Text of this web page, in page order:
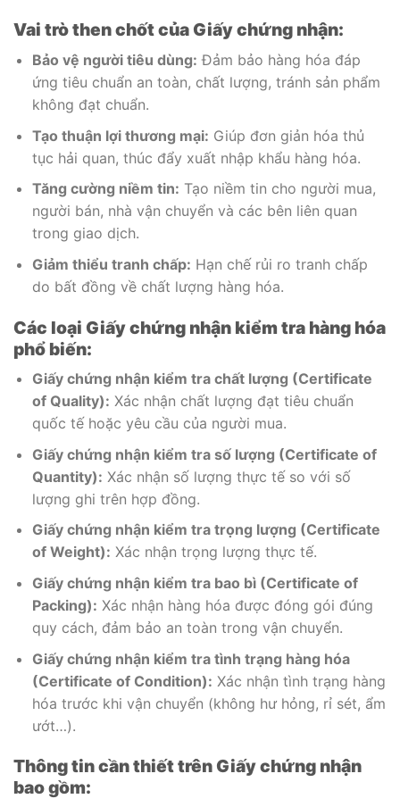
Vai trò then chốt của Giấy chứng nhận:
Bảo vệ người tiêu dùng: Đảm bảo hàng hóa đáp
ứng tiêu chuẩn an toàn, chất lượng, tránh sản phẩm
không đạt chuẩn.
Tạo thuận lợi thương mại: Giúp đơn giản hóa thủ
tục hải quan, thúc đẩy xuất nhập khẩu hàng hóa.
Tăng cường niềm tin: Tạo niềm tin cho người mua,
người bán, nhà vận chuyển và các bên liên quan
trong giao dịch.
Giảm thiểu tranh chấp: Hạn chế rủi ro tranh chấp
do bất đồng về chất lượng hàng hóa.
Các loại Giấy chứng nhận kiểm tra hàng hóa
phổ biến:
Giấy chứng nhận kiểm tra chất lượng (Certificate
of Quality): Xác nhận chất lượng đạt tiêu chuẩn
quốc tế hoặc yêu cầu của người mua.
Giấy chứng nhận kiểm tra số lượng (Certificate of
Quantity): Xác nhận số lượng thực tế so với số
lượng ghi trên hợp đồng.
Giấy chứng nhận kiểm tra trọng lượng (Certificate
of Weight): Xác nhận trọng lượng thực tế.
Giấy chứng nhận kiểm tra bao bì (Certificate of
Packing): Xác nhận hàng hóa được đóng gói đúng
quy cách, đảm bảo an toàn trong vận chuyển.
Giấy chứng nhận kiểm tra tình trạng hàng hóa
(Certificate of Condition): Xác nhận tình trạng hàng
hóa trước khi vận chuyển (không hư hỏng, rỉ sét, ẩm
ướt…).
Thông tin cần thiết trên Giấy chứng nhận
bao gồm: